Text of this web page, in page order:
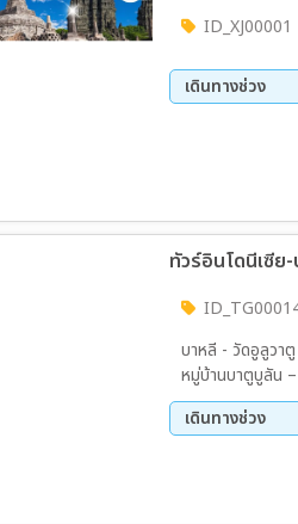
02 ธ.ค. 69 -
23 ธ.ค. 69 -
28 ธ.ค. 69 -
06 ม.ค. 70 -
ID_XJ00001
เดินทางช่วง
ทัวร์อินโดนีเซีย-
บาหลี - วัดอูลูวา
หมู่บ้านบาตูบูลัน –
– อุทยานวัฒนธร
อินโดนีเซีย - สุกี้
เดินทางช่วง